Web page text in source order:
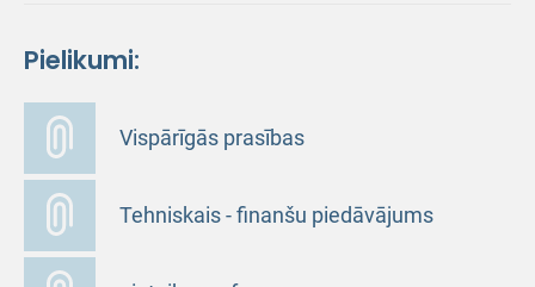
Pielikumi:
Vispārīgās prasības
Tehniskais - finanšu piedāvājums